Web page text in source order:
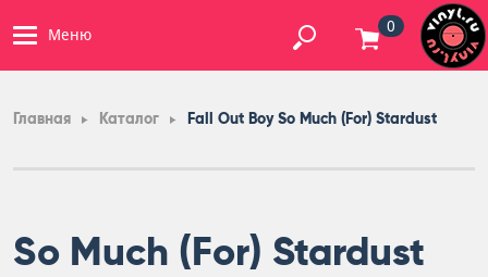
Меню 0
Главная Каталог Fall Out Boy So Much (For) Stardust
So Much (For) Stardust